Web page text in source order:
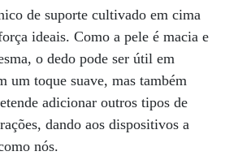
de suporte cultivado em cima
ideais. Como a pele é macia e
o dedo pode ser útil em
um toque suave, mas também
adicionar outros tipos de
dando aos dispositivos a
nós.